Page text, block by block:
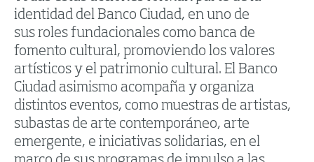
identidad del Banco Ciudad, en uno de
sus roles fundacionales como banca de
fomento cultural, promoviendo los valores
artísticos y el patrimonio cultural. El Banco
Ciudad asimismo acompaña y organiza
distintos eventos, como muestras de artistas,
subastas de arte contemporáneo, arte
emergente, e iniciativas solidarias, en el